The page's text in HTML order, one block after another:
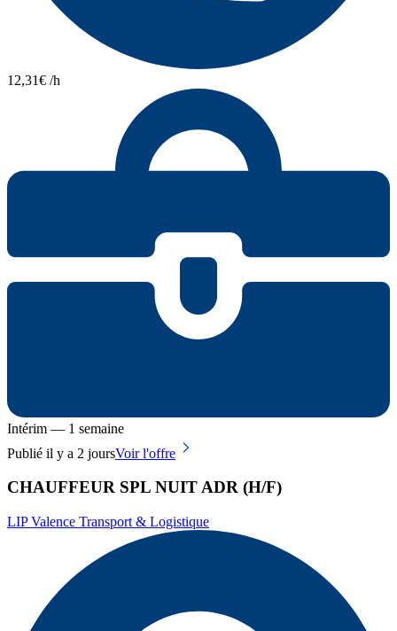
12,31€ /h
Intérim — 1 semaine
Publié il y a 2 joursVoir l'offre
CHAUFFEUR SPL NUIT ADR (H/F)
LIP Valence Transport & Logistique